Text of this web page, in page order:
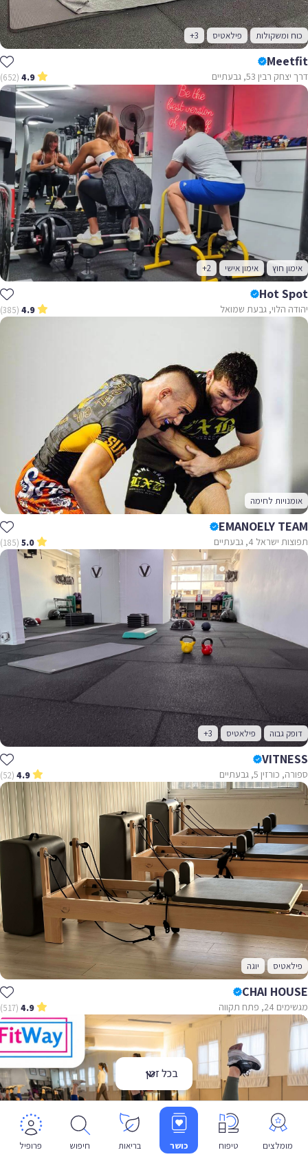
כוח ומשקולות פילאטיס +3
Meetfit
דרך יצחק רבין 53, גבעתיים 4.9
(652)
אימון חוץ אימון אישי +2
Hot Spot
יהודה הלוי, גבעת שמואל 4.9
(385)
אומנויות לחימה
EMANOELY TEAM
תפוצות ישראל 4, גבעתיים 5.0
(185)
דופק גבוה פילאטיס +3
VITNESS
ספורה, כורזין 5, גבעתיים 4.9
(52)
פילאטיס יוגה
CHAI HOUSE
מגשימים 24, פתח תקווה 4.9
(517)
בכל זמן
מומלצים טיפוח כושר בריאות חיפוש פרופיל